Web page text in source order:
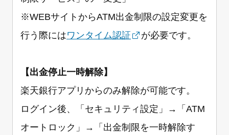
※WEBサイトからATM出金制限の設定変更を
行う際にはワンタイム認証 が必要です。
【出金停止一時解除】
楽天銀行アプリからのみ解除が可能です。
ログイン後、「セキュリティ設定」→「ATM
オートロック」→「出金制限を一時解除す